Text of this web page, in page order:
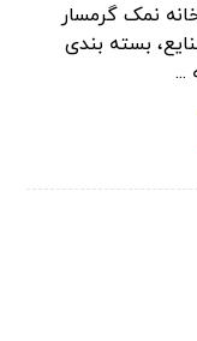
نمک گرمسار
بسته بندی
...